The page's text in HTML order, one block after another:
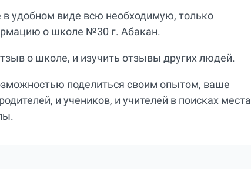
в удобном виде всю необходимую, только
о школе №30 г. Абакан.
о школе, и изучить отзывы других людей.
поделиться своим опытом, ваше
и учеников, и учителей в поисках места